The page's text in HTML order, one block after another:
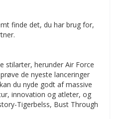
finde det, du har brug for,
stilarter, herunder Air Force
de nyeste lanceringer
du nyde godt af massive
innovation og atleter, og
Tigerbelss, Bust Through